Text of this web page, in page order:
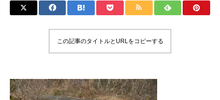
この記事のタイトルとURLをコピーする